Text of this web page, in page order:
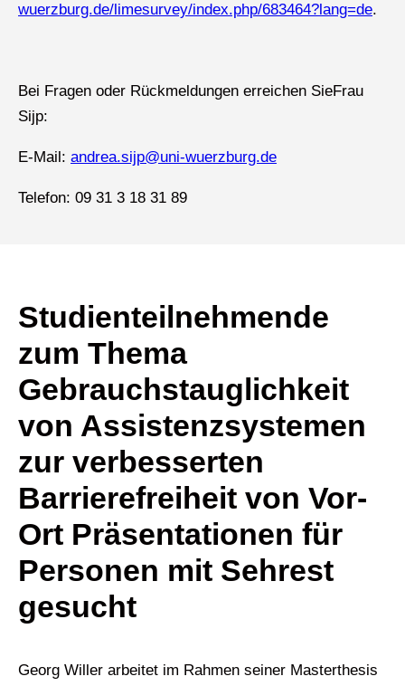
wuerzburg.de/limesurvey/index.php/683464?lang=de.
Bei Fragen oder Rückmeldungen erreichen SieFrau
Sijp:
E-Mail: andrea.sijp@uni-wuerzburg.de
Telefon: 09 31 3 18 31 89
Studienteilnehmende
zum Thema
Gebrauchstauglichkeit
von Assistenzsystemen
zur verbesserten
Barrierefreiheit von Vor-
Ort Präsentationen für
Personen mit Sehrest
gesucht
Georg Willer arbeitet im Rahmen seiner Masterthesis